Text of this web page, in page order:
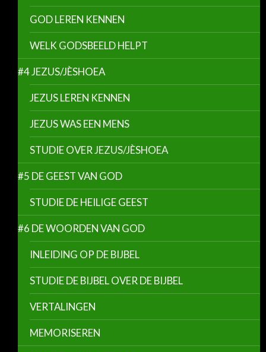
GOD LEREN KENNEN
WELK GODSBEELD HELPT
#4 JEZUS/JÈSHOEA
JEZUS LEREN KENNEN
JEZUS WAS EEN MENS
STUDIE OVER JEZUS/JÈSHOEA
#5 DE GEEST VAN GOD
STUDIE DE HEILIGE GEEST
#6 DE WOORDEN VAN GOD
INLEIDING OP DE BIJBEL
STUDIE DE BIJBEL OVER DE BIJBEL
VERTALINGEN
MEMORISEREN